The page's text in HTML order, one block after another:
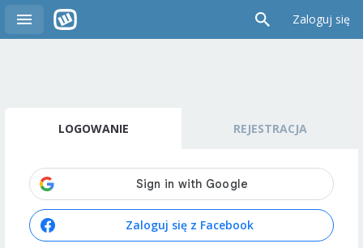
Zaloguj się
LOGOWANIE REJESTRACJA
Zaloguj się z Facebook